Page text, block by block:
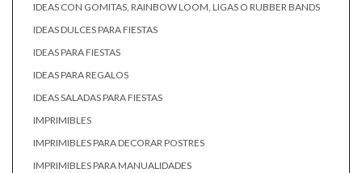
IDEAS CON GOMITAS, RAINBOW LOOM, LIGAS O RUBBER BANDS
IDEAS DULCES PARA FIESTAS
IDEAS PARA FIESTAS
IDEAS PARA REGALOS
IDEAS SALADAS PARA FIESTAS
IMPRIMIBLES
IMPRIMIBLES PARA DECORAR POSTRES
IMPRIMIBLES PARA MANUALIDADES